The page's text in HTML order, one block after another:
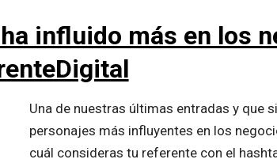
influido más en los
Una de nuestras últimas entradas y que
personajes más influyentes en los
cuál consideras tu referente con el